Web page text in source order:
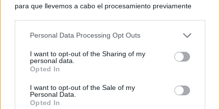
para que llevemos a cabo el procesamiento previamente
negar su consentimiento. Tenga en cuenta que algún
de su consentimiento, pero usted tiene el derecho de
rechazar tal procesamiento. Sus preferencias se aplicarán
cualquier momento entrando de nuevo en este sitio web o
visitando nuestra política de privacidad.
Personal Data Processing Opt Outs
I want to opt-out of the Sharing of my
personal data.
Opted In
I want to opt-out of the Sale of my
Personal Data.
Opted In